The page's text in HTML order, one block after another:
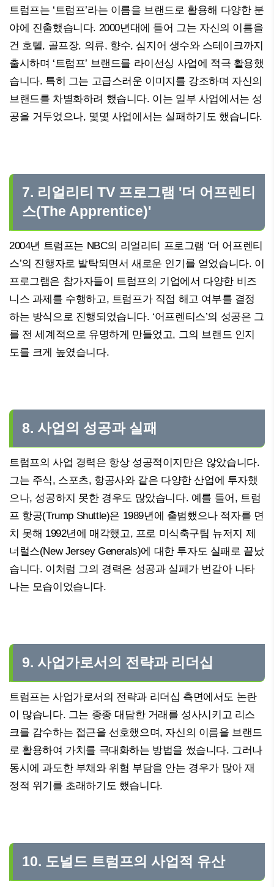
트럼프는 ‘트럼프’라는 이름을 브랜드로 활용해 다양한 분
야에 진출했습니다. 2000년대에 들어 그는 자신의 이름을
건 호텔, 골프장, 의류, 향수, 심지어 생수와 스테이크까지
출시하며 ‘트럼프’ 브랜드를 라이선싱 사업에 적극 활용했
습니다. 특히 그는 고급스러운 이미지를 강조하며 자신의
브랜드를 차별화하려 했습니다. 이는 일부 사업에서는 성
공을 거두었으나, 몇몇 사업에서는 실패하기도 했습니다.
7. 리얼리티 TV 프로그램 '더 어프렌티
스(The Apprentice)'
2004년 트럼프는 NBC의 리얼리티 프로그램 ‘더 어프렌티
스’의 진행자로 발탁되면서 새로운 인기를 얻었습니다. 이
프로그램은 참가자들이 트럼프의 기업에서 다양한 비즈
니스 과제를 수행하고, 트럼프가 직접 해고 여부를 결정
하는 방식으로 진행되었습니다. ‘어프렌티스’의 성공은 그
를 전 세계적으로 유명하게 만들었고, 그의 브랜드 인지
도를 크게 높였습니다.
8. 사업의 성공과 실패
트럼프의 사업 경력은 항상 성공적이지만은 않았습니다.
그는 주식, 스포츠, 항공사와 같은 다양한 산업에 투자했
으나, 성공하지 못한 경우도 많았습니다. 예를 들어, 트럼
프 항공(Trump Shuttle)은 1989년에 출범했으나 적자를 면
치 못해 1992년에 매각했고, 프로 미식축구팀 뉴저지 제
너럴스(New Jersey Generals)에 대한 투자도 실패로 끝났
습니다. 이처럼 그의 경력은 성공과 실패가 번갈아 나타
나는 모습이었습니다.
9. 사업가로서의 전략과 리더십
트럼프는 사업가로서의 전략과 리더십 측면에서도 논란
이 많습니다. 그는 종종 대담한 거래를 성사시키고 리스
크를 감수하는 접근을 선호했으며, 자신의 이름을 브랜드
로 활용하여 가치를 극대화하는 방법을 썼습니다. 그러나
동시에 과도한 부채와 위험 부담을 안는 경우가 많아 재
정적 위기를 초래하기도 했습니다.
10. 도널드 트럼프의 사업적 유산